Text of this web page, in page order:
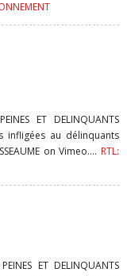
ET DELINQUANTS
infligées au délinquants
on Vimeo.... RTL:
ET DELINQUANTS